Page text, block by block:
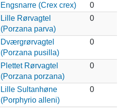
Engsnarre (Crex crex)
0
Lille Rørvagtel
(Porzana parva)
0
Dværgrørvagtel
(Porzana pusilla)
0
Plettet Rørvagtel
(Porzana porzana)
0
Lille Sultanhøne
(Porphyrio alleni)
0